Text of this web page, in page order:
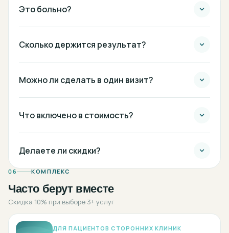
Это больно?
Сколько держится результат?
Можно ли сделать в один визит?
Что включено в стоимость?
Делаете ли скидки?
06 КОМПЛЕКС
Часто берут вместе
Скидка 10% при выборе 3+ услуг
ДЛЯ ПАЦИЕНТОВ СТОРОННИХ КЛИНИК